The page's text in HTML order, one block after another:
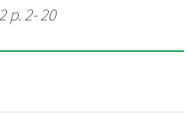
p. 2- 20